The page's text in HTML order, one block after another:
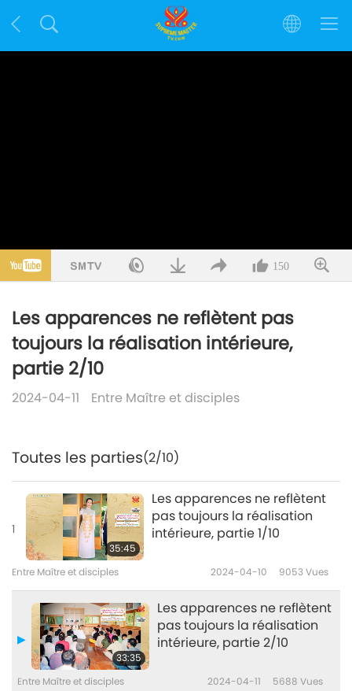
150
Les apparences ne reflètent pas
toujours la réalisation intérieure,
partie 2/10
2024-04-11 Entre Maître et disciples
Toutes les parties(2/10)
1
35:45
Les apparences ne reflètent
pas toujours la réalisation
intérieure, partie 1/10
Entre Maître et disciples 2024-04-10 9053Vues
33:35
Les apparences ne reflètent
pas toujours la réalisation
intérieure, partie 2/10
Entre Maître et disciples 2024-04-11 5688 Vues